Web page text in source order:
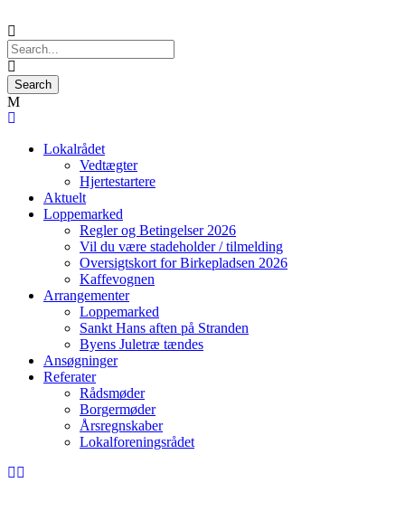
Lokalrådet
Vedtægter
Hjertestartere
Aktuelt
Loppemarked
Regler og Betingelser 2026
Vil du være stadeholder / tilmelding
Oversigtskort for Birkepladsen 2026
Kaffevognen
Arrangementer
Loppemarked
Sankt Hans aften på Stranden
Byens Juletræ tændes
Ansøgninger
Referater
Rådsmøder
Borgermøder
Årsregnskaber
Lokalforeningsrådet